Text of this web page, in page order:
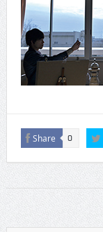
Share 0